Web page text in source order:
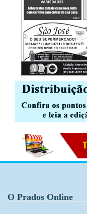
O Prados Online